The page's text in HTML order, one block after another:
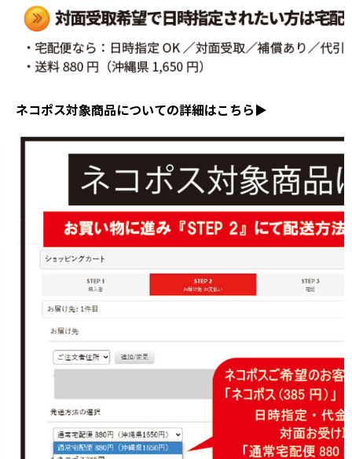
ネコポス対象商品についての詳細はこちら▶